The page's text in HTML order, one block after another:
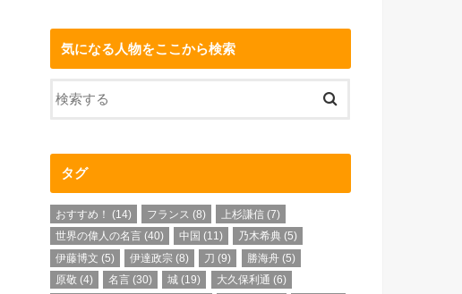
気になる人物をここから検索
タグ
おすすめ！ (14) フランス (8) 上杉謙信 (7)
世界の偉人の名言 (40) 中国 (11) 乃木希典 (5)
伊藤博文 (5) 伊達政宗 (8) 刀 (9) 勝海舟(5)
原敬 (4) 名言 (30) 城 (19) 大久保利通 (6)